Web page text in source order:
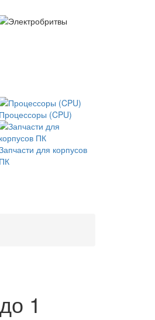
Процессоры (CPU)
для корпусов
ПК
1